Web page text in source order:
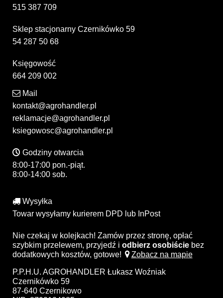
515 387 709
Sklep stacjonarny Czernikówko 59
54 287 50 68
Księgowość
664 209 002
Mail
kontakt@agrohandler.pl
reklamacje@agrohandler.pl
ksiegowosc@agrohandler.pl
Godziny otwarcia
8:00-17:00 pon.-piąt.
8:00-14:00 sob.
Wysyłka
Towar wysyłamy kurierem DPD lub InPost
Nie czekaj w kolejkach! Zamów przez stronę, opłać
szybkim przelewem, przyjedź i odbierz osobiście bez
dodatkowych kosztów, gotowe!
Zobacz na mapie
P.P.H.U. AGROHANDLER Łukasz Woźniak
Czernikówko 59
87-640 Czernikowo